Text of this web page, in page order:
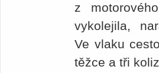
z
vykolejila,
Ve vlaku
těžce a tři